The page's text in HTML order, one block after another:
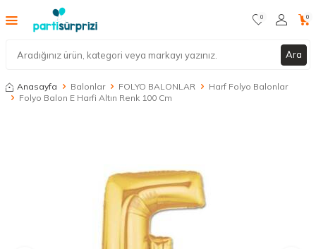
Ara
0 0
Anasayfa Balonlar FOLYO BALONLAR
Harf Folyo Balonlar
Folyo Balon E Harfi Altın Renk 100 Cm